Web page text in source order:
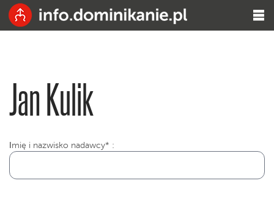
Jan Kulik
mię i nazwisko nadawcy* :